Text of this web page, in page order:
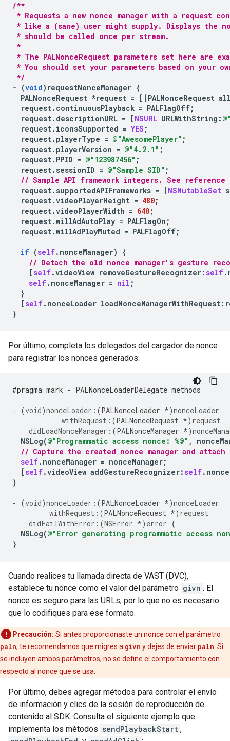
/**
* Requests a new nonce manager with a request
* like a (sane) user might supply. Displays the
* should be called once per stream.
*
* The PALNonceRequest parameters set here are
* You should set your parameters based on your
*/
- (void) requestNonceManager {
PALNonceRequest *request = [[ PALNonceRequest
request. continuousPlayback = PALFlagOff;
request. descriptionURL = [ NSURL URLWithString :
request. iconsSupported = YES ;
request. playerType = @"AwesomePlayer" ;
request. playerVersion = @"4.2.1" ;
request. PPID = @"123987456" ;
request. sessionID = @"Sample SID" ;
// Sample API framework integers. See
request. supportedAPIFrameworks = [ NSMutableSet
request.videoPlayerHeight = 480;
request.videoPlayerWidth = 640;
request.willAdAutoPlay = PALFlagOn ;
request.willAdPlayMuted = PALFlagOff;
if (self. nonceManager)
{
// Detach the old nonce manager's gesture
[ self.videoView removeGestureRecognizer: self.
self. nonceManager = nil ;
}
[ self. nonceLoader loadNonceManagerWithRequest:
}
Por último, completa los delegados del cargador de nonce
para registrar los nonces generados:
#pragma mark - PALNonceLoaderDelegate methods
- (void)nonceLoader: (PALNonceLoader *)nonceLoader
withRequest :(PALNonceRequest *) request
didLoadNonceManager :(PALNonceManager *)
NSLog(@"Programmatic access nonce: %@" ,
// Capture the created nonce manager and
self. nonceManager = nonceManager;
[ self.videoView addGestureRecognizer: self.
}
- (void)nonceLoader: (PALNonceLoader *)nonceLoader
withRequest :(PALNonceRequest *) request
didFailWithError :(NSError *) error {
NSLog(@"Error generating programmatic access
}
Cuando realices tu llamada directa de VAST (DVC),
establece tu nonce como el valor del parámetro givn . El
nonce es seguro para las URLs, por lo que no es necesario
que lo codifiques para ese formato.
Precaución: Si antes proporcionaste un nonce con el parámetro
paln, te recomendamos que migres a givn y dejes de enviar paln . Si
se incluyen ambos parámetros, no se define el comportamiento con
respecto al nonce que se usa.
Por último, debes agregar métodos para controlar el envío
de información y clics de la sesión de reproducción de
contenido al SDK. Consulta el siguiente ejemplo que
implementa los métodos sendPlaybackStart ,